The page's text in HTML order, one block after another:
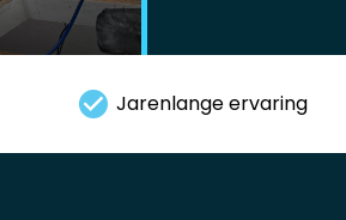
Jarenlange ervaring